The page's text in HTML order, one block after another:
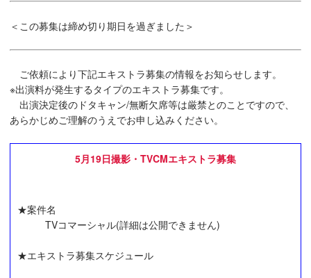
＜この募集は締め切り期日を過ぎました＞
ご依頼により下記エキストラ募集の情報をお知らせします。
※出演料が発生するタイプのエキストラ募集です。
出演決定後のドタキャン/無断欠席等は厳禁とのことですので、
あらかじめご理解のうえでお申し込みください。
5月19日撮影・TVCMエキストラ募集
★案件名
TVコマーシャル(詳細は公開できません)
★エキストラ募集スケジュール